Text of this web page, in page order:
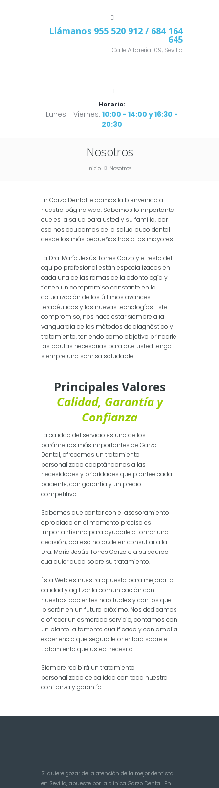
Llámanos 955 520 912 / 684 164
645
Calle Alfarería 109, Sevilla
Horario:
Lunes - Viernes: 10:00 - 14:00 y 16:30 -
20:30
Nosotros
Inicio Nosotros
En Garzo Dental le damos la bienvenida a
nuestra página web. Sabemos lo importante
que es la salud para usted y su familia, por
eso nos ocupamos de la salud buco dental
desde los más pequeños hasta los mayores.
La Dra. María Jesús Torres Garzo y el resto del
equipo profesional están especializados en
cada una de las ramas de la odontología y
tienen un compromiso constante en la
actualización de los últimos avances
terapéuticos y las nuevas tecnologías. Este
compromiso, nos hace estar siempre a la
vanguardia de los métodos de diagnóstico y
tratamiento, teniendo como objetivo brindarle
las pautas necesarias para que usted tenga
siempre una sonrisa saludable.
Principales Valores
Calidad, Garantía y
Confianza
La calidad del servicio es uno de los
parámetros más importantes de Garzo
Dental, ofrecemos un tratamiento
personalizado adaptándonos a las
necesidades y prioridades que plantee cada
paciente, con garantía y un precio
competitivo.
Sabemos que contar con el asesoramiento
apropiado en el momento preciso es
importantísimo para ayudarle a tomar una
decisión, por eso no dude en consultar a la
Dra. María Jesús Torres Garzo o a su equipo
cualquier duda sobre su tratamiento.
Ésta Web es nuestra apuesta para mejorar la
calidad y agilizar la comunicación con
nuestros pacientes habituales y con los que
lo serán en un futuro próximo. Nos dedicamos
a ofrecer un esmerado servicio, contamos con
un plantel altamente cualificado y con amplia
experiencia que seguro le orientará sobre el
tratamiento que usted necesita.
Siempre recibirá un tratamiento
personalizado de calidad con toda nuestra
confianza y garantía.
Si quiere gozar de la atención de la mejor dentista
en Sevilla, apueste por la clínica Garzo Dental. En